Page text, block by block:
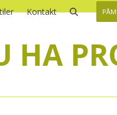
Kontakt
HA